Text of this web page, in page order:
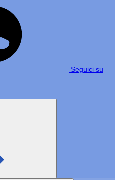
Seguici su